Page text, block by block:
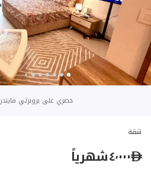
حصري على بروبرتي فايندر
شقة
٤٬٠٠٠شهرياً